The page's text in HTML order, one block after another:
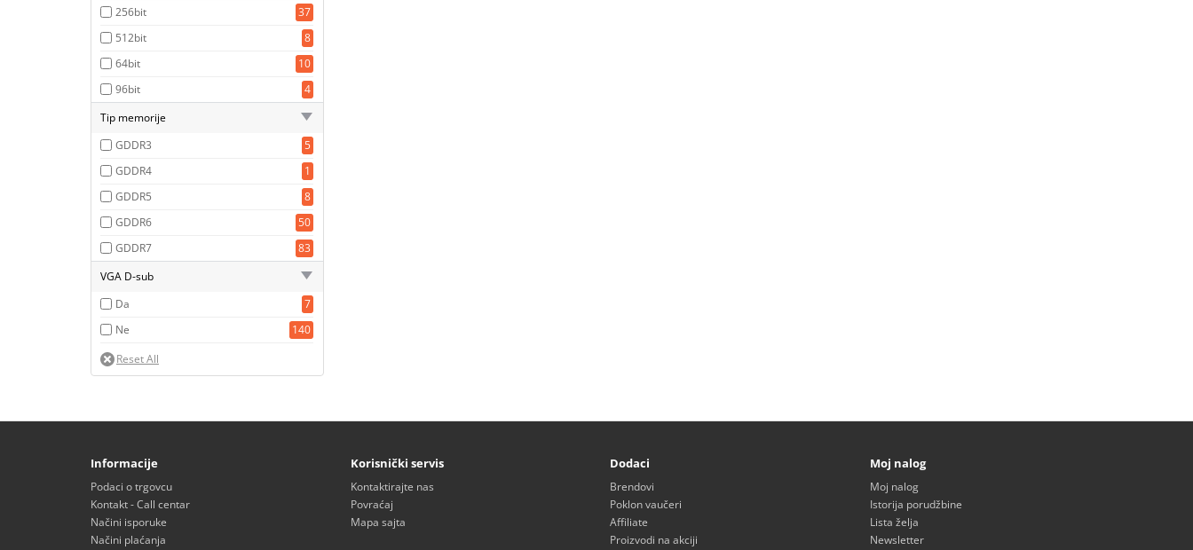
256bit
37
512bit
8
64bit
10
96bit
4
Tip memorije
GDDR3
5
GDDR4
1
GDDR5
8
GDDR6
50
GDDR7
83
VGA D-sub
Da
7
Ne
140
Informacije
Podaci o trgovcu
Kontakt - Call centar
Načini isporuke
Načini plaćanja
Korisnički servis
Kontaktirajte nas
Povraćaj
Mapa sajta
Dodaci
Brendovi
Poklon vaučeri
Affiliate
Proizvodi na akciji
Moj nalog
Moj nalog
Istorija porudžbine
Lista želja
Newsletter